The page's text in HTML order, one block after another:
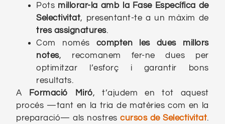
Pots millorar-la amb la Fase Específica de
Selectivitat, presentant-te a un màxim de
tres assignatures.
Com només compten les dues millors
notes, recomanem fer-ne dues per
optimitzar l’esforç i garantir bons
resultats.
A
Formació Miró, t’ajudem en tot aquest
procés —tant en la tria de matèries com en la
preparació— als nostrescursos de Selectivitat.